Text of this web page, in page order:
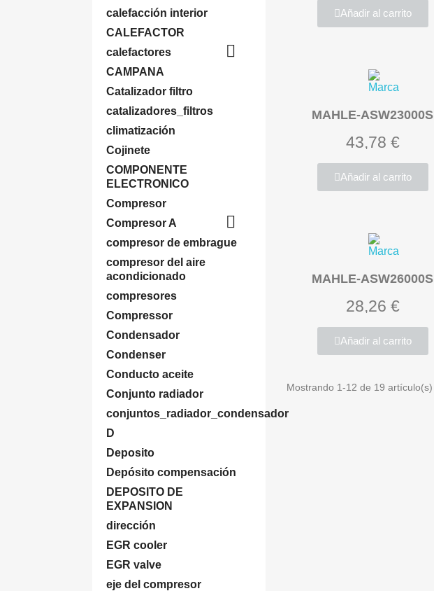
calefacción interior
CALEFACTOR
calefactores

CAMPANA
Catalizador filtro
catalizadores_filtros
climatización
Cojinete
COMPONENTE
ELECTRONICO
Compresor
Compresor A

compresor de embrague
compresor del aire
acondicionado
compresores
Compressor
Condensador
Condenser
Conducto aceite
Conjunto radiador
conjuntos_radiador_condensador
D
Deposito
Depósito compensación
DEPOSITO DE
EXPANSION
dirección
EGR cooler
EGR valve
eje del compresor
Añadir al carrito
MAHLE-ASW23000S
43,78 €
Añadir al carrito
MAHLE-ASW26000S
28,26 €
Añadir al carrito
Mostrando 1-12 de 19 artículo(s)